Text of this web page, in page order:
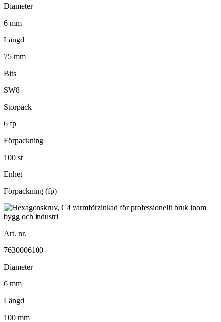
Diameter
6 mm
Längd
75 mm
Bits
SW8
Storpack
6 fp
Förpackning
100 st
Enhet
Förpackning (fp)
Art. nr.
7630006100
Diameter
6 mm
Längd
100 mm